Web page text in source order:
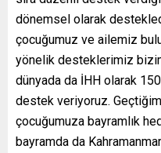
dönemsel olarak
çocuğumuz ve ailemiz
yönelik desteklerimiz
dünyada da İHH olarak
destek veriyoruz.
çocuğumuza bayramlık
bayramda da